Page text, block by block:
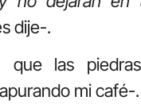
dije-.
las
mi café-.